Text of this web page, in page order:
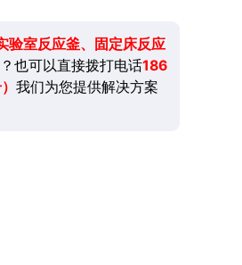
验室反应釜、固定床反应
也可以直接拨打电话186
我们为您提供解决方案